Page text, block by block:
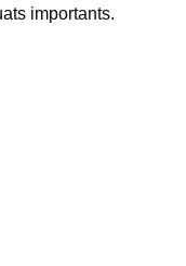
importants.